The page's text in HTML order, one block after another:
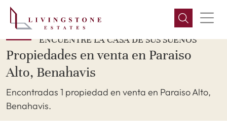
ENCUENTRE LA CASA DE SUS SUEÑOS
Propiedades en venta en Paraiso
Alto, Benahavis
Encontradas 1 propiedad en venta en Paraiso Alto,
Benahavis.